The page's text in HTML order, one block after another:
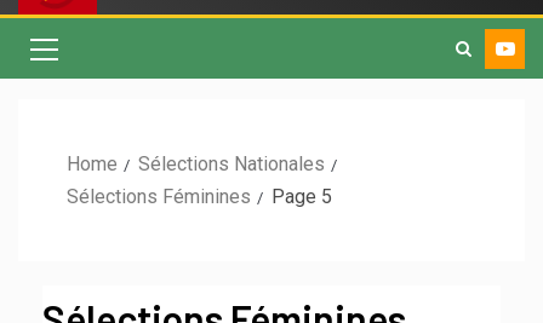
Home
Sélections Nationales
Sélections Féminines
Page 5